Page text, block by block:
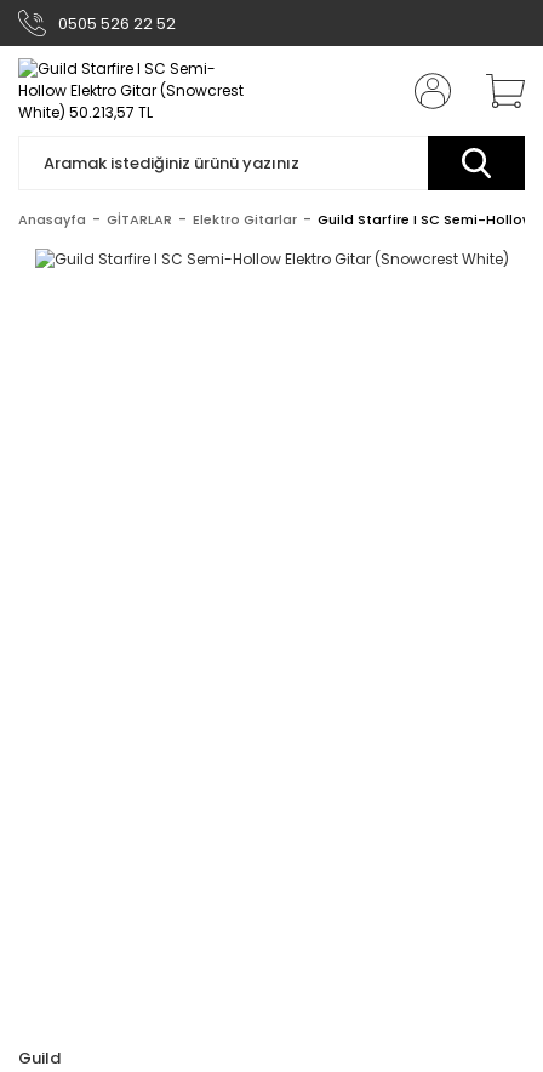
0505 526 22 52
Anasayfa GİTARLAR Elektro Gitarlar Guild Starfire I SC Semi-Hollow
Guild